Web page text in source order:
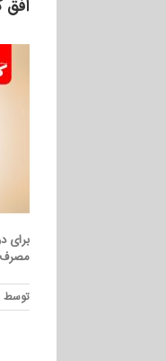
افق
مصرف
توسط